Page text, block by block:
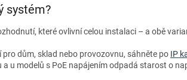
systém?
které ovlivní celou instalaci – a obě
dům, sklad nebo provozovnu, sáhněte po IP
u modelů s PoE napájením odpadá starost o